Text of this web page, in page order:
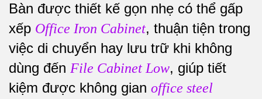
Bàn được thiết kế gọn nhẹ có thể gấp
xếp Office Iron Cabinet, thuận tiện trong
việc di chuyển hay lưu trữ khi không
dùng đến File Cabinet Low, giúp tiết
kiệm được không gian office steel